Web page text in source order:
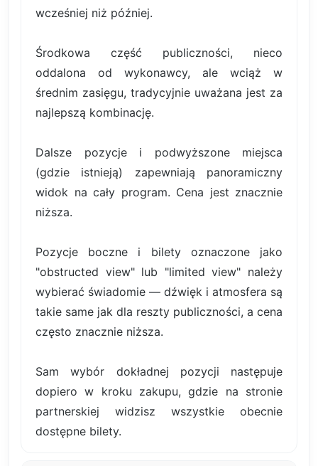
wcześniej niż później.
Środkowa część publiczności, nieco
oddalona od wykonawcy, ale wciąż w
średnim zasięgu, tradycyjnie uważana jest za
najlepszą kombinację.
Dalsze pozycje i podwyższone miejsca
(gdzie istnieją) zapewniają panoramiczny
widok na cały program. Cena jest znacznie
niższa.
Pozycje boczne i bilety oznaczone jako
"obstructed view" lub "limited view" należy
wybierać świadomie — dźwięk i atmosfera są
takie same jak dla reszty publiczności, a cena
często znacznie niższa.
Sam wybór dokładnej pozycji następuje
dopiero w kroku zakupu, gdzie na stronie
partnerskiej widzisz wszystkie obecnie
dostępne bilety.